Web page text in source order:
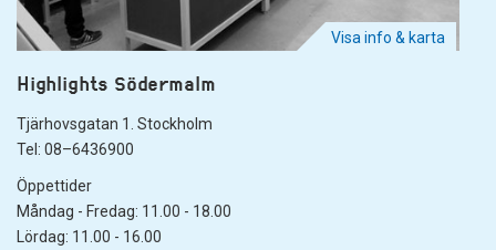
Visa info & karta
Highlights Södermalm
Tjärhovsgatan 1. Stockholm
Tel: 08–6436900
Öppettider
Måndag - Fredag: 11.00 - 18.00
Lördag: 11.00 - 16.00